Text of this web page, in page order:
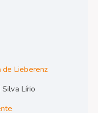
de Lieberenz
Lírio